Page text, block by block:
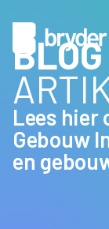
BLOG
Lees hier
Gebouw
en